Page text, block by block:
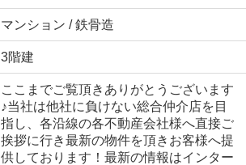
マンション / 鉄骨造
3階建
ここまでご覧頂きありがとうございます
♪当社は他社に負けない総合仲介店を目
指し、各沿線の各不動産会社様へ直接ご
挨拶に行き最新の物件を頂きお客様へ提
供しております！最新の情報はインター